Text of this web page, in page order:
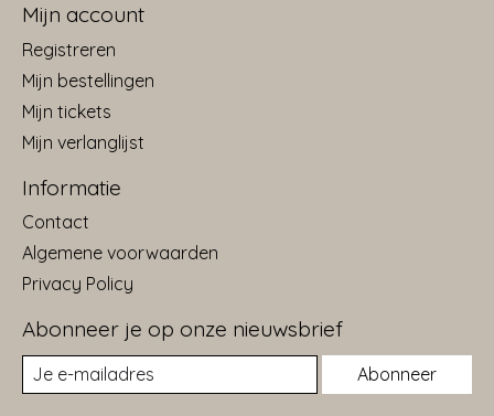
Mijn account
Registreren
Mijn bestellingen
Mijn tickets
Mijn verlanglijst
Informatie
Contact
Algemene voorwaarden
Privacy Policy
Abonneer je op onze nieuwsbrief
Abonneer